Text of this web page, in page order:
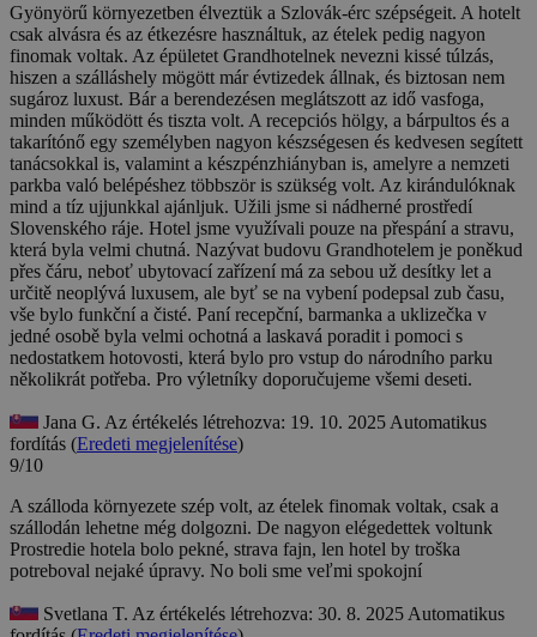
Gyönyörű környezetben élveztük a Szlovák-érc szépségeit. A hotelt
csak alvásra és az étkezésre használtuk, az ételek pedig nagyon
finomak voltak. Az épületet Grandhotelnek nevezni kissé túlzás,
hiszen a szálláshely mögött már évtizedek állnak, és biztosan nem
sugároz luxust. Bár a berendezésen meglátszott az idő vasfoga,
minden működött és tiszta volt. A recepciós hölgy, a bárpultos és a
takarítónő egy személyben nagyon készségesen és kedvesen segített
tanácsokkal is, valamint a készpénzhiányban is, amelyre a nemzeti
parkba való belépéshez többször is szükség volt. Az kirándulóknak
mind a tíz ujjunkkal ajánljuk. Užili jsme si nádherné prostředí
Slovenského ráje. Hotel jsme využívali pouze na přespání a stravu,
která byla velmi chutná. Nazývat budovu Grandhotelem je poněkud
přes čáru, neboť ubytovací zařízení má za sebou už desítky let a
určitě neoplývá luxusem, ale byť se na vybení podepsal zub času,
vše bylo funkční a čisté. Paní recepční, barmanka a uklizečka v
jedné osobě byla velmi ochotná a laskavá poradit i pomoci s
nedostatkem hotovosti, která bylo pro vstup do národního parku
několikrát potřeba. Pro výletníky doporučujeme všemi deseti.
Jana G. Az értékelés létrehozva: 19. 10. 2025 Automatikus
fordítás (Eredeti megjelenítése)
9/10
A szálloda környezete szép volt, az ételek finomak voltak, csak a
szállodán lehetne még dolgozni. De nagyon elégedettek voltunk
Prostredie hotela bolo pekné, strava fajn, len hotel by troška
potreboval nejaké úpravy. No boli sme veľmi spokojní
Svetlana T. Az értékelés létrehozva: 30. 8. 2025 Automatikus